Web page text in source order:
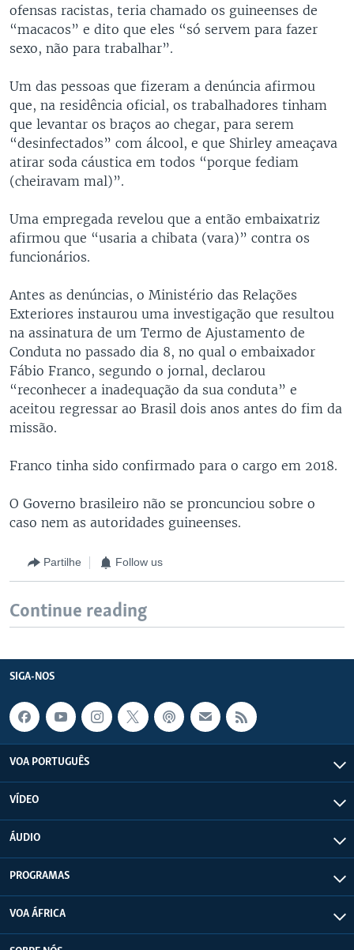
ofensas racistas, teria chamado os guineenses de
“macacos” e dito que eles “só servem para fazer
sexo, não para trabalhar”.
Um das pessoas que fizeram a denúncia afirmou
que, na residência oficial, os trabalhadores tinham
que levantar os braços ao chegar, para serem
“desinfectados” com álcool, e que Shirley ameaçava
atirar soda cáustica em todos “porque fediam
(cheiravam mal)”.
Uma empregada revelou que a então embaixatriz
afirmou que “usaria a chibata (vara)” contra os
funcionários.
Antes as denúncias, o Ministério das Relações
Exteriores instaurou uma investigação que resultou
na assinatura de um Termo de Ajustamento de
Conduta no passado dia 8, no qual o embaixador
Fábio Franco, segundo o jornal, declarou
“reconhecer a inadequação da sua conduta” e
aceitou regressar ao Brasil dois anos antes do fim da
missão.
Franco tinha sido confirmado para o cargo em 2018.
O Governo brasileiro não se proncunciou sobre o
caso nem as autoridades guineenses.
Partilhe Follow us
Continue reading
SIGA-NOS
VOA PORTUGUÊS
VÍDEO
ÁUDIO
PROGRAMAS
VOA ÁFRICA